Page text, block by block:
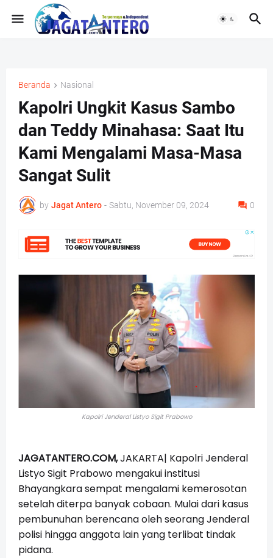
Beranda Nasional
Kapolri Ungkit Kasus Sambo
dan Teddy Minahasa: Saat Itu
Kami Mengalami Masa-Masa
Sangat Sulit
by Jagat Antero - Sabtu, November 09, 2024 0
Kapolri Jenderal Listyo Sigit Prabowo
JAGATANTERO.COM,JAKARTA| Kapolri Jenderal
Listyo Sigit Prabowo mengakui institusi
Bhayangkara sempat mengalami kemerosotan
setelah diterpa banyak cobaan. Mulai dari kasus
pembunuhan berencana oleh seorang Jenderal
polisi hingga anggota lain yang terlibat tindak
pidana.